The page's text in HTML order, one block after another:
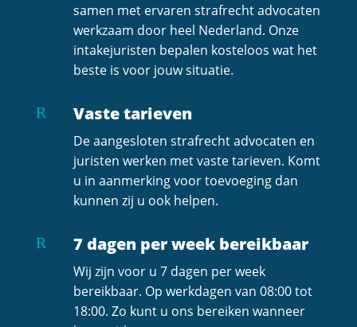
samen met ervaren strafrecht advocaten
werkzaam door heel Nederland. Onze
intakejuristen bepalen kosteloos wat het
beste is voor jouw situatie.
R Vaste tarieven
De aangesloten strafrecht advocaten en
juristen werken met vaste tarieven. Komt
u in aanmerking voor toevoeging dan
kunnen zij u ook helpen.
R 7 dagen per week bereikbaar
Wij zijn voor u 7 dagen per week
bereikbaar. Op werkdagen van 08:00 tot
18:00. Zo kunt u ons bereiken wanneer